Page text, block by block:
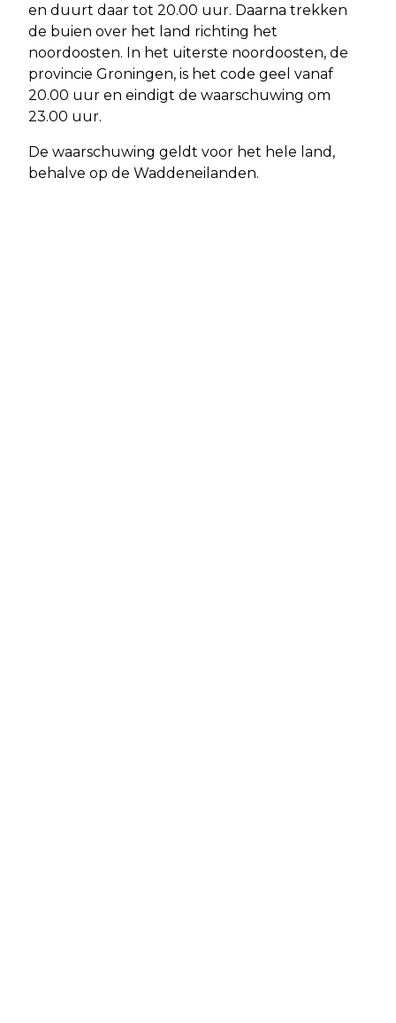
en duurt daar tot 20.00 uur. Daarna trekken
de buien over het land richting het
noordoosten. In het uiterste noordoosten, de
provincie Groningen, is het code geel vanaf
20.00 uur en eindigt de waarschuwing om
23.00 uur.
De waarschuwing geldt voor het hele land,
behalve op de Waddeneilanden.